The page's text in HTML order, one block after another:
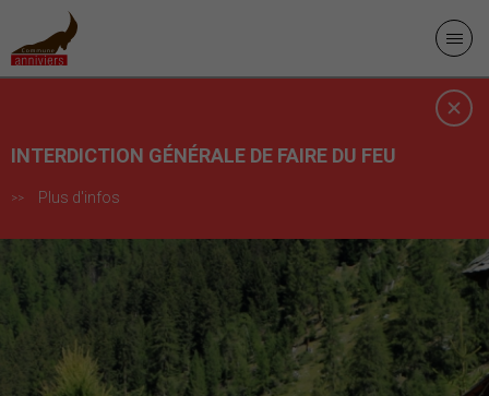
INTERDICTION GÉNÉRALE DE FAIRE DU FEU
Plus d'infos